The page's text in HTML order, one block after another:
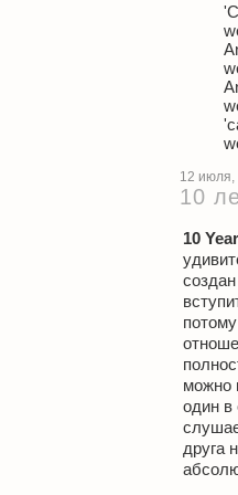
12 июля,
10
10
можно
один в
друга